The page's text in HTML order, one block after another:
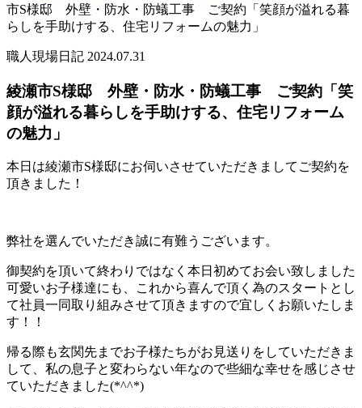
市S様邸 外壁・防水・防蟻工事 ご契約「笑顔が溢れる暮
らしを手助けする、住宅リフォームの魅力」
職人現場日記 2024.07.31
綾瀬市S様邸 外壁・防水・防蟻工事 ご契約「笑
顔が溢れる暮らしを手助けする、住宅リフォーム
の魅力」
本日は綾瀬市S様邸にお伺いさせていただきましてご契約を
頂きました！
弊社を選んでいただき誠に有難うございます。
御契約を頂いて終わりではなく本日初めてお会い致しました
可愛いお子様達にも、これから喜んで頂く為のスタートとし
て社員一同取り組みさせて頂きますので宜しくお願いたしま
す！！
帰る際も玄関先までお子様たちがお見送りをしていただきま
して、私の息子と変わらない年なので些細な幸せを感じさせ
ていただきました(*^^*)